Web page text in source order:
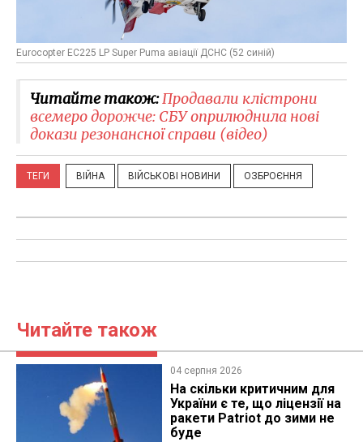
Eurocopter EC225 LP Super Puma авіації ДСНС (52 синій)
Читайте також:Продавали клістрони
всемеро дорожче: СБУ оприлюднила нові
докази резонансної справи (відео)
ТЕГИ ВІЙНА ВІЙСЬКОВІ НОВИНИ ОЗБРОЄННЯ
Читайте також
04 серпня 2026
На скільки критичним для
України є те, що ліцензії на
ракети Patriot до зими не
буде